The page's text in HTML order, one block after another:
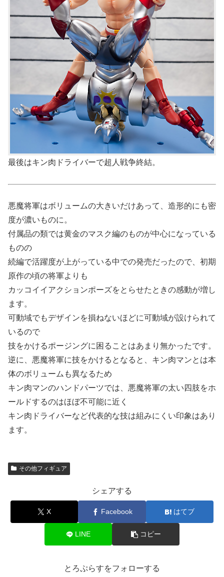
最後はキン肉ドライバーで超人戦争終結。
悪魔将軍はボリュームの大きいだけあって、造形的にも密
度が濃いものに。
付属品の類では黄金のマスク編のものが中心になっている
ものの
続編で活躍度が上がっている中での発売だったので、初期
原作の頃の将軍よりも
カッコイイアクションポーズをとらせたときの感動が増し
ます。
可動域でもデザインを損ねないほどに可動域が設けられて
いるので
技をかけるポージングに困ることはあまり無かったです。
逆に、悪魔将軍に技をかけるとなると、キン肉マンとは本
体のボリュームも異なるため
キン肉マンのハンドパーツでは、悪魔将軍の太い四肢をホ
ールドするのはほぼ不可能に近く
キン肉ドライバーなど代表的な技は組みにくい印象はあり
ます。
その他フィギュア
シェアする
X Facebook はてブ
LINE コピー
とろぷらすをフォローする